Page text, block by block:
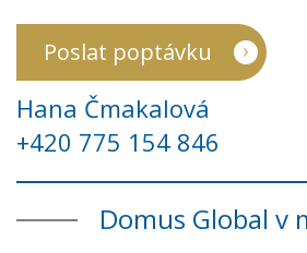
Poslat poptávku
Hana Čmakalová
+420 775 154 846
Domus Global v